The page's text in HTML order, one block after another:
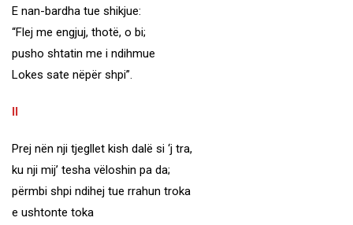
E nan-bardha tue shikjue:
“Flej me engjuj, thotë, o bi;
pusho shtatin me i ndihmue
Lokes sate nëpër shpi”.
II
Prej nën nji tjegllet kish dalë si ‘j tra,
ku nji mij’ tesha vëloshin pa da;
përmbi shpi ndihej tue rrahun troka
e ushtonte toka